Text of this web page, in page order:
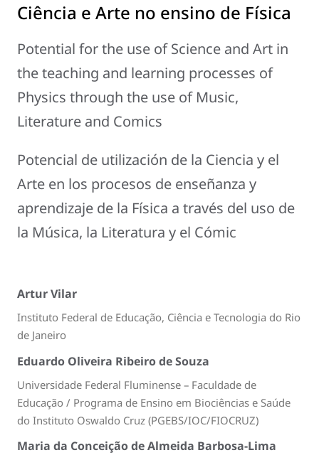
Ciência e Arte no ensino de Física
Potential for the use of Science and Art in
the teaching and learning processes of
Physics through the use of Music,
Literature and Comics
Potencial de utilización de la Ciencia y el
Arte en los procesos de enseñanza y
aprendizaje de la Física a través del uso de
la Música, la Literatura y el Cómic
Artur Vilar
Instituto Federal de Educação, Ciência e Tecnologia do Rio
de Janeiro
Eduardo Oliveira Ribeiro de Souza
Universidade Federal Fluminense – Faculdade de
Educação / Programa de Ensino em Biociências e Saúde
do Instituto Oswaldo Cruz (PGEBS/IOC/FIOCRUZ)
Maria da Conceição de Almeida Barbosa-Lima